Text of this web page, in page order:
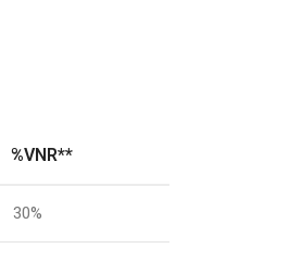
%VNR**
30%